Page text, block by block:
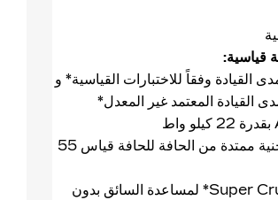
قياسية:
كم مدى القيادة وفقاً للاختبارات القياسية* و
• شاشة منحنية ممتدة من الحافة للحافة قياس 55
• نظام Super Cruise* لمساعدة السائق بدون